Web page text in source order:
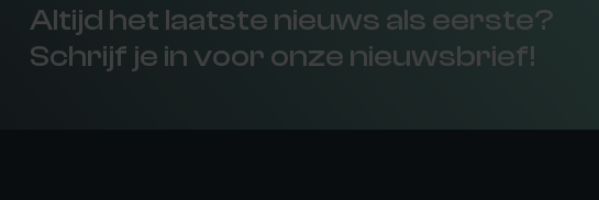
Altijd het laatste nieuws als eerste?
Schrijf je in voor onze nieuwsbrief!